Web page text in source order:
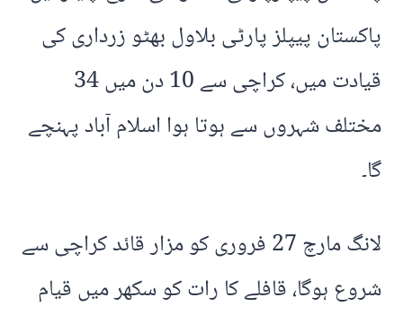
پاکستان پیپلز پارٹی بلاول بھٹو زرداری کی
قیادت میں، کراچی سے 10 دن میں 34
مختلف شہروں سے ہوتا ہوا اسلام آباد پہنچے
گا۔
لانگ مارچ 27 فروری کو مزار قائد کراچی سے
شروع ہوگا، قافلے کا رات کو سکھر میں قیام